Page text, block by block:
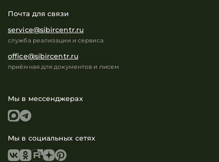
Почта для связи
service@sibircentr.ru
служба реализации и сервиса
office@sibircentr.ru
приёмная для документов и писем
Мы в мессенджерах
Мы в социальных сетях